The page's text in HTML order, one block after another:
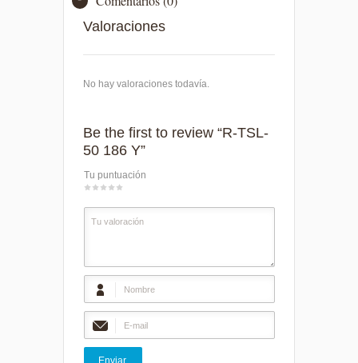
Valoraciones
No hay valoraciones todavía.
Be the first to review “R-TSL-
50 186 Y”
Tu puntuación